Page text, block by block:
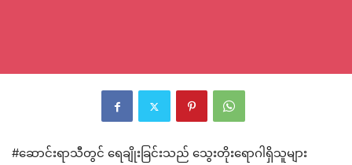
#ဆောင်းရာသီတွင် ရေချိုးခြင်းသည် သွေးတိုးရောဂါရှိသူများ